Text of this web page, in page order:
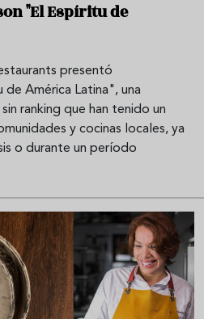
"El Espíritu de
presentó
América Latina", una
ranking que han tenido un
y cocinas locales, ya
o durante un período